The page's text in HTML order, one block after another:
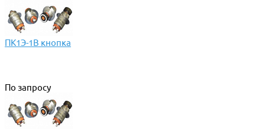
ПК1Э-1В кнопка
По запросу